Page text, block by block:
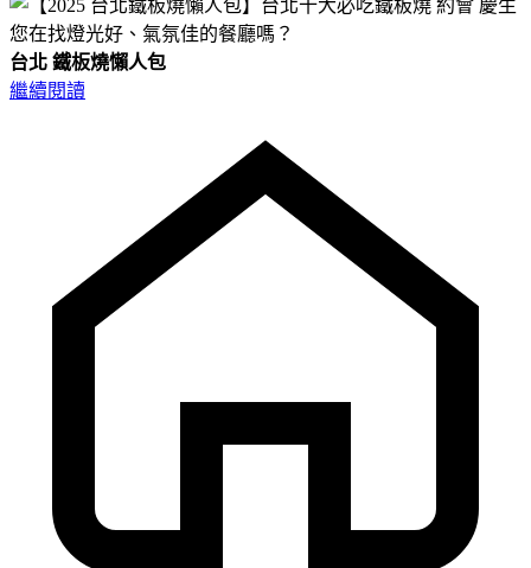
您在找燈光好、氣氛佳的餐廳嗎？
台北 鐵板燒懶人包
繼續閱讀